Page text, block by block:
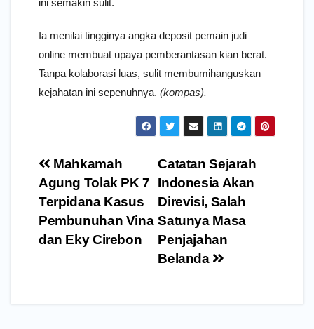
Ia menilai tingginya angka deposit pemain judi
online membuat upaya pemberantasan kian berat.
Tanpa kolaborasi luas, sulit membumihanguskan
kejahatan ini sepenuhnya. (kompas).
Navigasi
pos
Catatan Sejarah
Indonesia Akan
Direvisi, Salah
Satunya Masa
Penjajahan
Belanda
Mahkamah
Agung Tolak PK 7
Terpidana Kasus
Pembunuhan Vina
dan Eky Cirebon